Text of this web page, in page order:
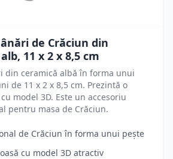
de Crăciun din
11 x 2 x 8,5 cm
din ceramică albă în forma unui
de 11 x 2 x 8,5 cm. Prezintă o
model 3D. Este un accesoriu
pentru masa de Crăciun.
de Crăciun în forma unui pește
cu model 3D atractiv